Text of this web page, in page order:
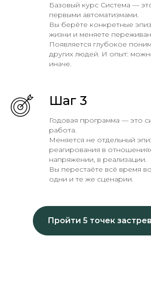
Базовый курс Система —
первыми автоматизмами.
Вы берёте конкретные
жизни и меняете
Появляется глубокое
других людей. И опыт:
иначе.
Шаг 3
Годовая программа — это
работа.
Меняется не отдельный
реагирования в
напряжении, в реализации.
Вы перестаёте всё время
одни и те же сценарии.
Пройти 5 точек